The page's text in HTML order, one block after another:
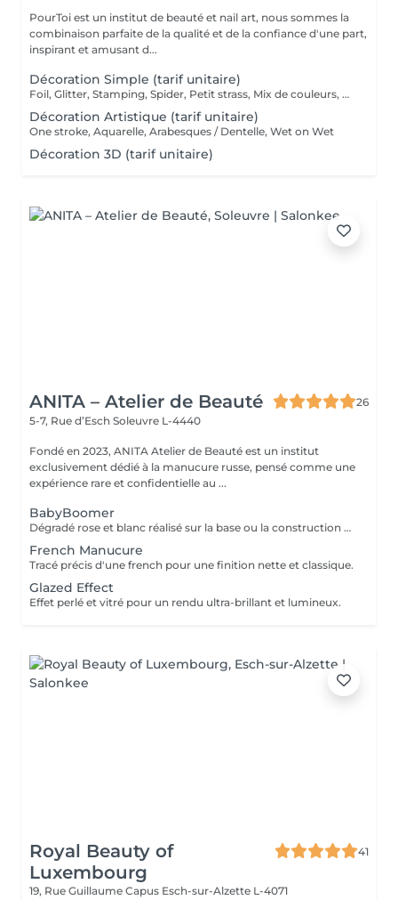
PourToi est un institut de beauté et nail art, nous sommes la
combinaison parfaite de la qualité et de la confiance d'une part,
inspirant et amusant d...
Décoration Simple (tarif unitaire)
Foil, Glitter, Stamping, Spider, Petit strass, Mix de couleurs, Effet marbré, Effet sucré
Décoration Artistique (tarif unitaire)
One stroke, Aquarelle, Arabesques / Dentelle, Wet on Wet
Décoration 3D (tarif unitaire)
ANITA – Atelier de Beauté
26
5-7, Rue d’Esch Soleuvre L-4440
Fondé en 2023, ANITA Atelier de Beauté est un institut
exclusivement dédié à la manucure russe, pensé comme une
expérience rare et confidentielle au ...
BabyBoomer
Dégradé rose et blanc réalisé sur la base ou la construction pour un rendu naturel et élégant.
French Manucure
Tracé précis d'une french pour une finition nette et classique.
Glazed Effect
Effet perlé et vitré pour un rendu ultra-brillant et lumineux.
Royal Beauty of
Luxembourg
41
19, Rue Guillaume Capus Esch-sur-Alzette L-4071